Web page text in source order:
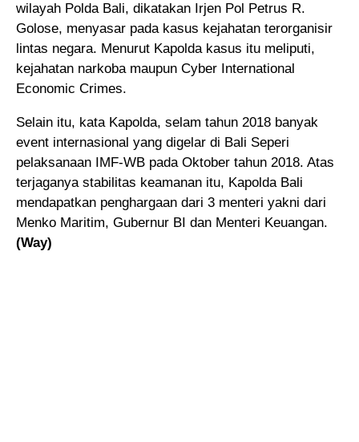
wilayah Polda Bali, dikatakan Irjen Pol Petrus R.
Golose, menyasar pada kasus kejahatan terorganisir
lintas negara. Menurut Kapolda kasus itu meliputi,
kejahatan narkoba maupun Cyber International
Economic Crimes.
Selain itu, kata Kapolda, selam tahun 2018 banyak
event internasional yang digelar di Bali Seperi
pelaksanaan IMF-WB pada Oktober tahun 2018. Atas
terjaganya stabilitas keamanan itu, Kapolda Bali
mendapatkan penghargaan dari 3 menteri yakni dari
Menko Maritim, Gubernur BI dan Menteri Keuangan.
(Way)